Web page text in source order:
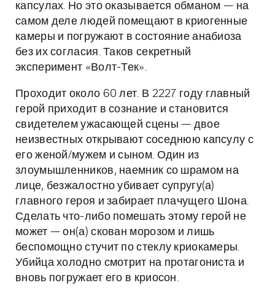
капсулах. Но это оказывается обманом — на
самом деле людей помещают в криогенные
камеры и погружают в состояние анабиоза
без их согласия. Таков секретный
эксперимент «Волт-Тек».
Проходит около 60 лет. В 2227 году главный
герой приходит в сознание и становится
свидетелем ужасающей сцены — двое
неизвестных открывают соседнюю капсулу с
его женой/мужем и сыном. Один из
злоумышленников, наемник со шрамом на
лице, безжалостно убивает супругу(а)
главного героя и забирает плачущего Шона.
Сделать что-либо помешать этому герой не
может — он(а) скован морозом и лишь
беспомощно стучит по стеклу криокамеры.
Убийца холодно смотрит на протагониста и
вновь погружает его в криосон.